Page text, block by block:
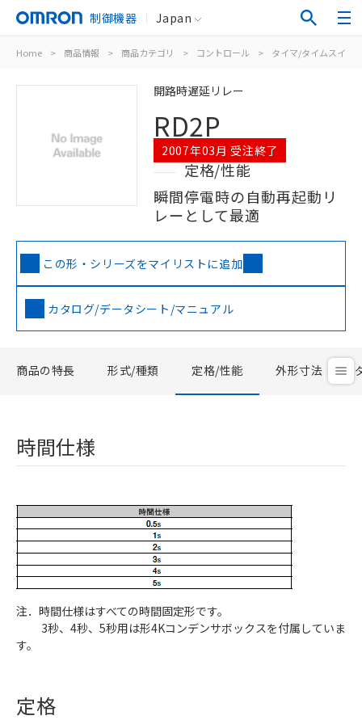
制御機器 Japan
Home > 商品情報 > 商品カテゴリ > コントロール > タイマ/タイムスイッ
開路時遅延リレー
RD2P
2007年03月 受注終了
定格/性能
瞬間停電時の自動再起動リ
レーとして最適
この形・シリーズをマイリストに追加
カタログ/データシート/マニュアル
商品の特長 形式/種類 定格/性能 外形寸法
時間仕様
注．時間仕様はすべての時間固定形です。
3秒、4秒、5秒用は形4Kコンデンサボックスを付属していま
す。
定格